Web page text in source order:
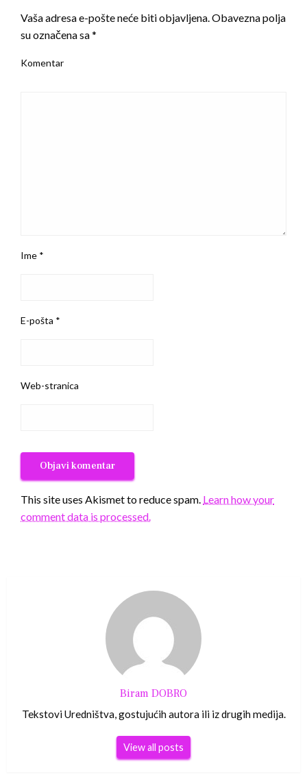
Vaša adresa e-pošte neće biti objavljena.Obavezna polja
su označena sa*
Komentar
Ime *
E-pošta *
Web-stranica
This site uses Akismet to reduce spam. Learn how your
comment data is processed.
Biram DOBRO
Tekstovi Uredništva, gostujućih autora ili iz drugih medija.
View all posts